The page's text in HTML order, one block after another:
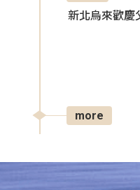
新北烏來歡慶
more